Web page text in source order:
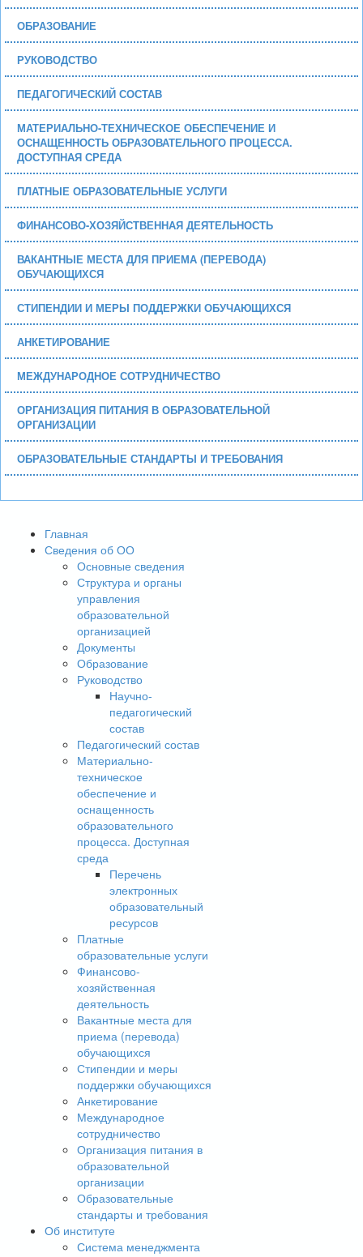
ОБРАЗОВАНИЕ
РУКОВОДСТВО
ПЕДАГОГИЧЕСКИЙ СОСТАВ
МАТЕРИАЛЬНО-ТЕХНИЧЕСКОЕ ОБЕСПЕЧЕНИЕ И
ОСНАЩЕННОСТЬ ОБРАЗОВАТЕЛЬНОГО ПРОЦЕССА.
ДОСТУПНАЯ СРЕДА
ПЛАТНЫЕ ОБРАЗОВАТЕЛЬНЫЕ УСЛУГИ
ФИНАНСОВО-ХОЗЯЙСТВЕННАЯ ДЕЯТЕЛЬНОСТЬ
ВАКАНТНЫЕ МЕСТА ДЛЯ ПРИЕМА (ПЕРЕВОДА)
ОБУЧАЮЩИХСЯ
СТИПЕНДИИ И МЕРЫ ПОДДЕРЖКИ ОБУЧАЮЩИХСЯ
АНКЕТИРОВАНИЕ
МЕЖДУНАРОДНОЕ СОТРУДНИЧЕСТВО
ОРГАНИЗАЦИЯ ПИТАНИЯ В ОБРАЗОВАТЕЛЬНОЙ
ОРГАНИЗАЦИИ
ОБРАЗОВАТЕЛЬНЫЕ СТАНДАРТЫ И ТРЕБОВАНИЯ
Главная
Сведения об ОО
Основные сведения
Структура и органы
управления
образовательной
организацией
Документы
Образование
Руководство
Научно-
педагогический
состав
Педагогический состав
Материально-
техническое
обеспечение и
оснащенность
образовательного
процесса. Доступная
среда
Перечень
электронных
образовательный
ресурсов
Платные
образовательные услуги
Финансово-
хозяйственная
деятельность
Вакантные места для
приема (перевода)
обучающихся
Стипендии и меры
поддержки обучающихся
Анкетирование
Международное
сотрудничество
Организация питания в
образовательной
организации
Образовательные
стандарты и требования
Об институте
Система менеджмента